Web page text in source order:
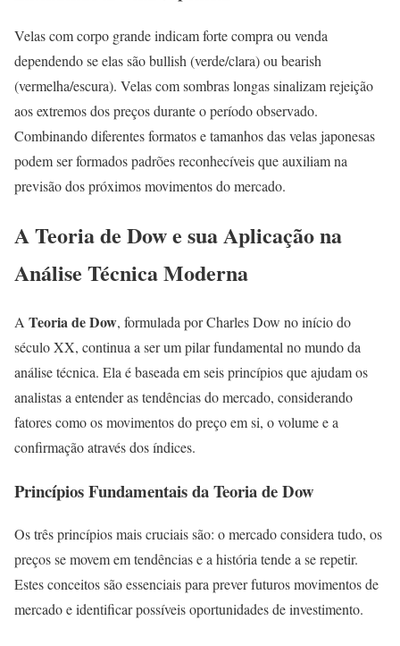
Velas com corpo grande indicam forte compra ou venda
dependendo se elas são bullish (verde/clara) ou bearish
(vermelha/escura). Velas com sombras longas sinalizam rejeição
aos extremos dos preços durante o período observado.
Combinando diferentes formatos e tamanhos das velas japonesas
podem ser formados padrões reconhecíveis que auxiliam na
previsão dos próximos movimentos do mercado.
A Teoria de Dow e sua Aplicação na
Análise Técnica Moderna
A Teoria de Dow, formulada por Charles Dow no início do
século XX, continua a ser um pilar fundamental no mundo da
análise técnica. Ela é baseada em seis princípios que ajudam os
analistas a entender as tendências do mercado, considerando
fatores como os movimentos do preço em si, o volume e a
confirmação através dos índices.
Princípios Fundamentais da Teoria de Dow
Os três princípios mais cruciais são: o mercado considera tudo, os
preços se movem em tendências e a história tende a se repetir.
Estes conceitos são essenciais para prever futuros movimentos de
mercado e identificar possíveis oportunidades de investimento.